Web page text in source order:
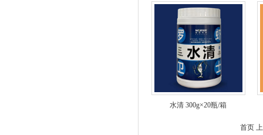
水清 300g×20瓶/箱
首页上